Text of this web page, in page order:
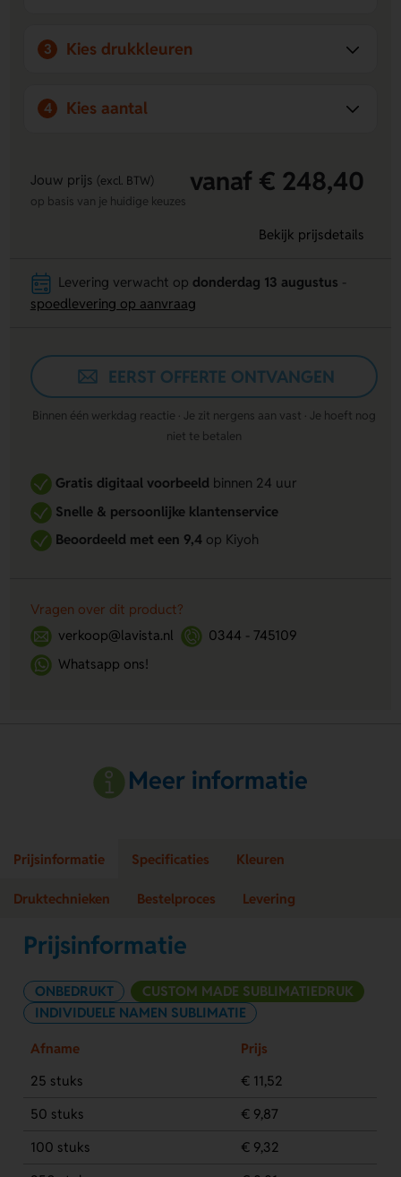
3 Kies drukkleuren
4 Kies aantal
Jouw prijs (excl. BTW) vanaf € 248,40
op basis van je huidige keuzes
Bekijk prijsdetails
Levering verwacht op donderdag 13 augustus
spoedlevering op aanvraag
EERST OFFERTE ONTVANGEN
Binnen één werkdag reactie · Je zit nergens aan vast · Je hoeft nog
niet te betalen
Gratis digitaal voorbeeldbinnen 24 uur
Snelle & persoonlijke klantenservice
Beoordeeld met een 9,4op Kiyoh
Vragen over dit product?
verkoop@lavista.nl
0344 - 745109
Whatsapp ons!
Meer informatie
Prijsinformatie Specificaties Kleuren
Druktechnieken Bestelproces Levering
Prijsinformatie
ONBEDRUKT
CUSTOM MADE SUBLIMATIEDRUK
INDIVIDUELE NAMEN SUBLIMATIE
Afname
Prijs
25 stuks
€ 11,52
50 stuks
€ 9,87
100 stuks
€ 9,32